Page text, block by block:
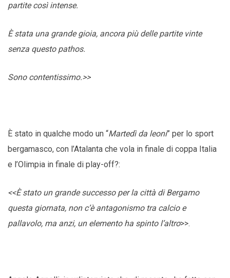
partite così intense.
È stata una grande gioia, ancora più delle partite vinte
senza questo pathos.
Sono contentissimo.>>
È stato in qualche modo un “Martedì da leoni” per lo sport
bergamasco, con l’Atalanta che vola in finale di coppa Italia
e l’Olimpia in finale di play-off?:
<<È stato un grande successo per la città di Bergamo
questa giornata, non c’è antagonismo tra calcio e
pallavolo, ma anzi, un elemento ha spinto l’altro>>.